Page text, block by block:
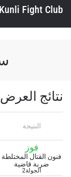
Fight Club
نتائج العرض
النتيجة
فوز
فنون القتال المختلطة
ضربة قاضية
الجولة2